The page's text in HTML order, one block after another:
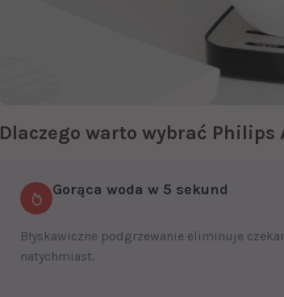
Dlaczego warto wybrać Philips
Gorąca woda w 5 sekund
Błyskawiczne podgrzewanie eliminuje
natychmiast.